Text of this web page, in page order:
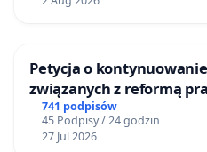
Mając pełną świadomość
wschodnią granicą,
bezpieczeństwo kraju nie
Petycja o
związanych z reformą
741 podpisów
45 Podpisy / 24 godzin
27 Jul 2026